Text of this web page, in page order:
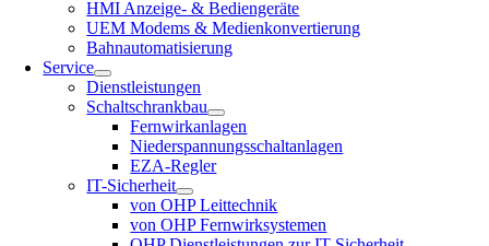
HMI Anzeige- & Bediengeräte
UEM Modems & Medienkonvertierung
Bahnautomatisierung
Service
Dienstleistungen
Schaltschrankbau
Fernwirkanlagen
Niederspannungsschaltanlagen
EZA-Regler
IT-Sicherheit
von OHP Leittechnik
von OHP Fernwirksystemen